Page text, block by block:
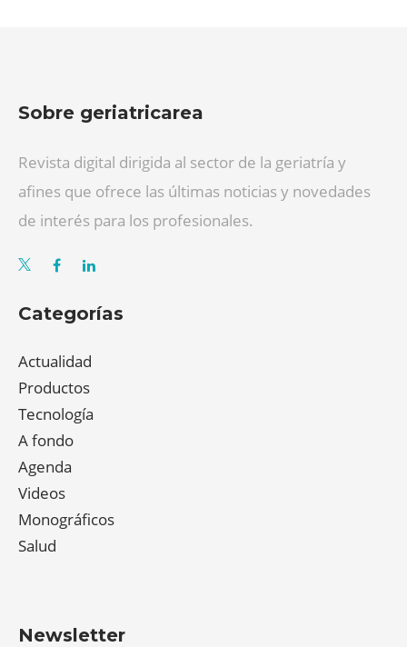
Sobre geriatricarea
Revista digital dirigida al sector de la geriatría y
afines que ofrece las últimas noticias y novedades
de interés para los profesionales.
Categorías
Actualidad
Productos
Tecnología
A fondo
Agenda
Videos
Monográficos
Salud
Newsletter